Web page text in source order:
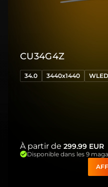
CU34G4Z
34.0 3440x1440 WLED
À partir de 299.99 EUR
Disponible dans les 9